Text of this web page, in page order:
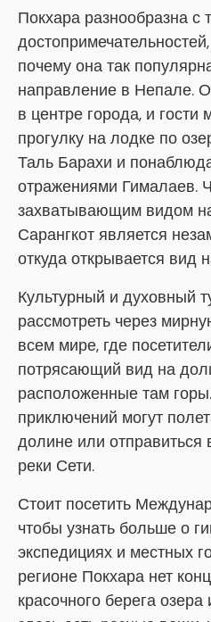
Покхара разнообразна с
почему она так
направление в Непале.
в центре города, и гости
прогулку на лодке по
Таль Барахи и
отражениями Гималаев.
захватывающим видом
Сарангкот является
откуда открывается вид
Культурный и духовный
рассмотреть через
всем мире, где
потрясающий вид на
расположенные там
приключений могут
долине или
реки Сети.
Стоит посетить
чтобы узнать больше о
экспедициях и местных
регионе Покхара нет
красочного берега